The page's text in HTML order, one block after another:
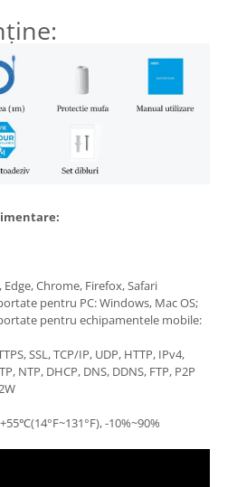
Chrome, Firefox, Safari
pentru PC: Windows, Mac OS;
pentru echipamentele mobile:
SSL, TCP/IP, UDP, HTTP, IPv4,
NTP, DHCP, DNS, DDNS, FTP, P2P
-10%~90%